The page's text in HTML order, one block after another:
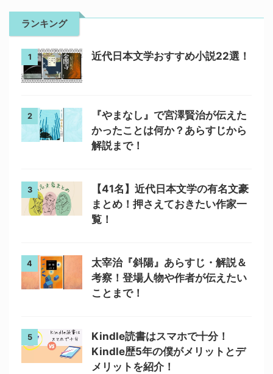
ランキング
1 近代日本文学おすすめ小説22選！
2
『やまなし』で宮澤賢治が伝えた
かったことは何か？あらすじから
解説まで！
3
【41名】近代日本文学の有名文豪
まとめ！押さえておきたい作家一
覧！
4
太宰治『斜陽』あらすじ・解説＆
考察！登場人物や作者が伝えたい
ことまで！
5
Kindle読書はスマホで十分！
Kindle歴5年の僕がメリットとデ
メリットを紹介！